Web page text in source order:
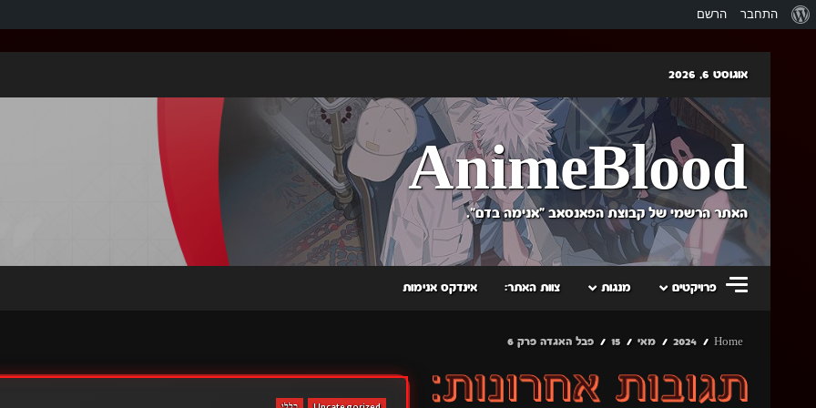
אודות
התחבר הרשם
content
אוגוסט 6, 2026
AnimeBlood
האתר הרשמי של קבוצת הפאנסאב "אנימה בדם".
פרויקטים מנגות צוות האתר: אינדקס אנימות
Home
2024 מאי 15 פבל האגדה פרק 6